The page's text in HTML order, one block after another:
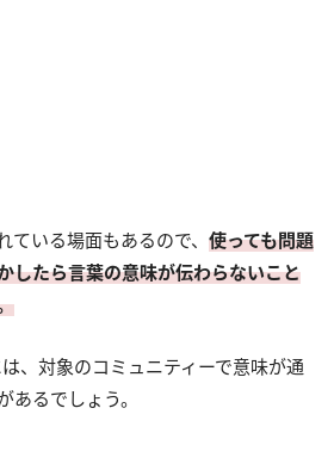
いる場面もあるので、 使っても問題
したら言葉の意味が伝わらないこと
、対象のコミュニティーで意味が通
あるでしょう。